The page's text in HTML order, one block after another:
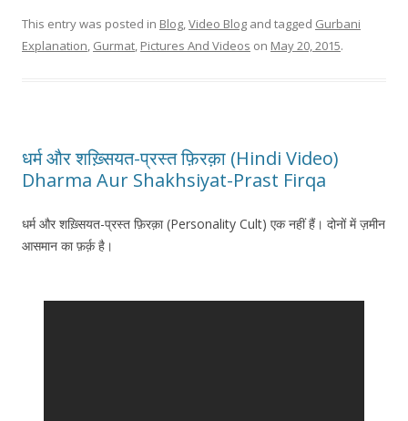
This entry was posted in Blog,Video Blog and tagged Gurbani
Explanation, Gurmat, Pictures And Videos on May 20, 2015.
धर्म और शख़्सियत-प्रस्त फ़िरक़ा (Hindi Video)
Dharma Aur Shakhsiyat-Prast Firqa
धर्म और शख़्सियत-प्रस्त फ़िरक़ा (Personality Cult) एक नहीं हैं। दोनों में ज़मीन
आसमान का फ़र्क़ है।